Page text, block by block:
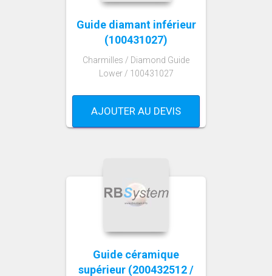
Guide diamant inférieur
(100431027)
Charmilles / Diamond Guide
Lower / 100431027
AJOUTER AU DEVIS
Guide céramique
supérieur (200432512 /